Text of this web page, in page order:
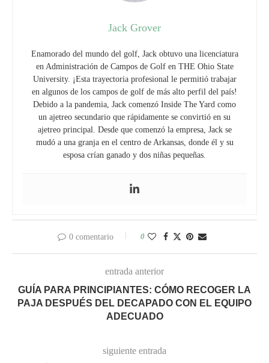
Jack Grover
Enamorado del mundo del golf, Jack obtuvo una licenciatura
en Administración de Campos de Golf en THE Ohio State
University. ¡Esta trayectoria profesional le permitió trabajar
en algunos de los campos de golf de más alto perfil del país!
Debido a la pandemia, Jack comenzó Inside The Yard como
un ajetreo secundario que rápidamente se convirtió en su
ajetreo principal. Desde que comenzó la empresa, Jack se
mudó a una granja en el centro de Arkansas, donde él y su
esposa crían ganado y dos niñas pequeñas.
0 comentario 0
entrada anterior
GUÍA PARA PRINCIPIANTES: CÓMO RECOGER LA
PAJA DESPUÉS DEL DECAPADO CON EL EQUIPO
ADECUADO
siguiente entrada